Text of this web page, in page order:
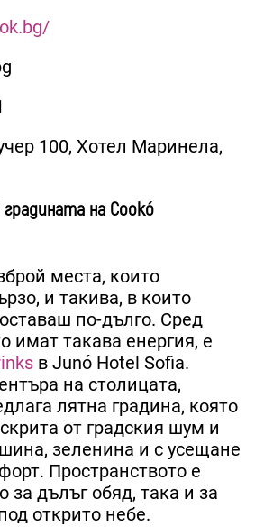
100, Хотел Маринела,
на Cookó
места, които
и такива, в които
по-дълго. Сред
имат такава енергия, е
в Junó Hotel Sofia.
на столицата,
лятна градина, която
от градския шум и
зеленина и с усещане
Пространството е
за дълъг обяд, така и за
открито небе.